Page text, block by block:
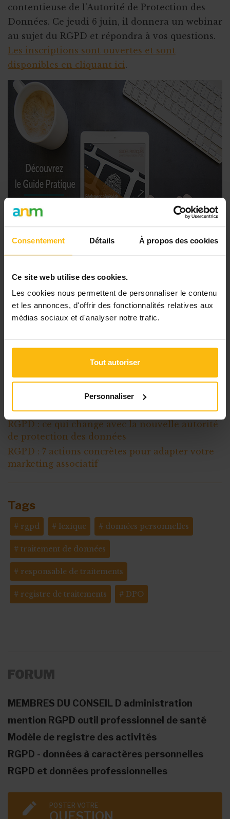
Consentement Détails À propos des cookies
Ce site web utilise des cookies.
Les cookies nous permettent de personnaliser le contenu
et les annonces, d'offrir des fonctionnalités relatives aux
médias sociaux et d'analyser notre trafic.
Tout autoriser
Personnaliser
contentieuse de l’Autorité de Protection des
Données. Ce jeudi 6 juin, il donnera un webinar
au sujet du RGPD et répondra à vos questions.
Les inscriptions sont ouvertes et sont
disponibles en cliquant ici.
Liens utiles
l'ASBL ?
RGPD et marketing : les règles que votre ASBL
doit respecter
RGPD : ce qui change avec la nouvelle autorité
de protection des données
RGPD : 7 actions concrètes pour adapter votre
marketing associatif
Tags
rgpd lexique données personnelles
traitement de données
responsable de traitements
registre de traitements DPO
FORUM
MEMBRES DU CONSEIL D administration
mention RGPD outil professionnel de santé
Modèle de registre des activités
RGPD - données à caractères personnelles
RGPD et données professionnelles
POSTER VOTRE